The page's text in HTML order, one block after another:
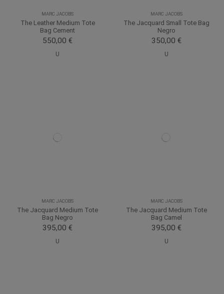
MARC JACOBS
The Leather Medium Tote
Bag Cement
550,00 €
U
MARC JACOBS
The Jacquard Small Tote Bag
Negro
350,00 €
U
MARC JACOBS
The Jacquard Medium Tote
Bag Negro
395,00 €
U
MARC JACOBS
The Jacquard Medium Tote
Bag Camel
395,00 €
U